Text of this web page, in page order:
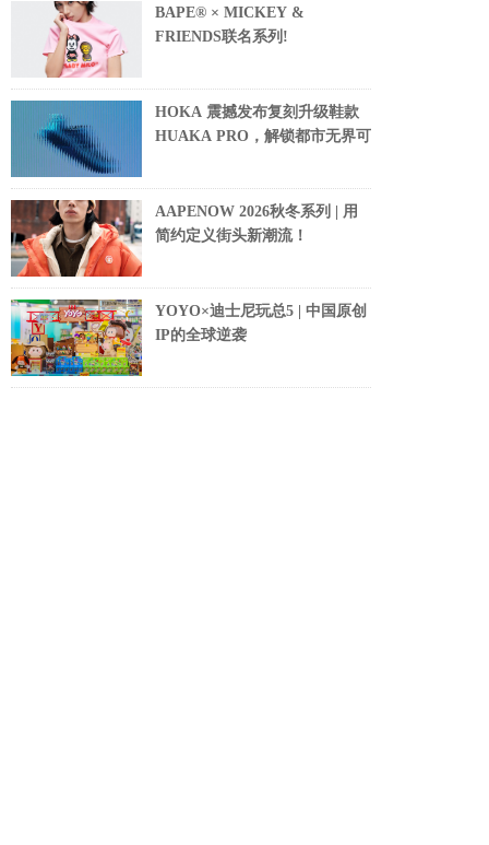
BAPE® × MICKEY &
FRIENDS联名系列!
HOKA 震撼发布复刻升级鞋款
HUAKA PRO，解锁都市无界可
AAPENOW 2026秋冬系列 | 用
简约定义街头新潮流！
YOYO×迪士尼玩总5 | 中国原创
IP的全球逆袭